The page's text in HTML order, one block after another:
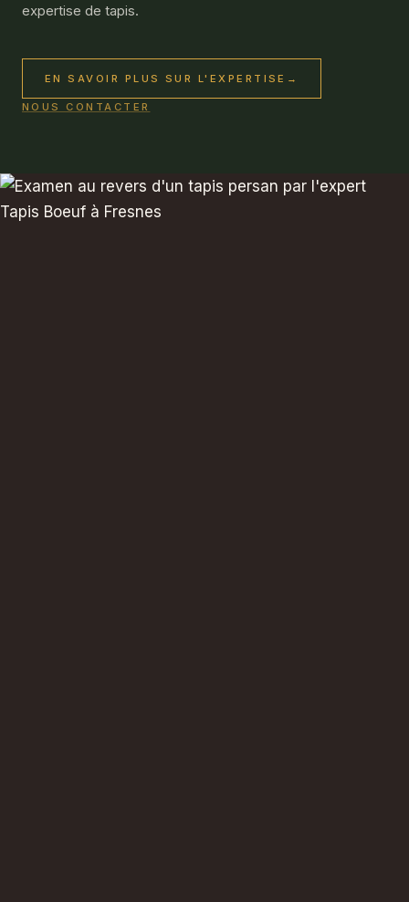
expertise de tapis.
EN SAVOIR PLUS SUR L'EXPERTISE →
NOUS CONTACTER